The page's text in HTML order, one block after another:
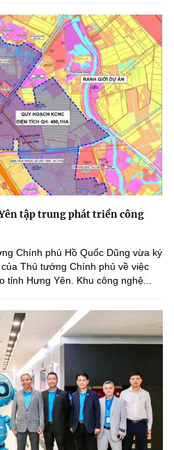
tập trung phát triển công
Chính phủ Hồ Quốc Dũng vừa ký
Thủ tướng Chính phủ về việc
tỉnh Hưng Yên. Khu công nghệ...